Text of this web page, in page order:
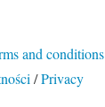
and conditions
/Privacy